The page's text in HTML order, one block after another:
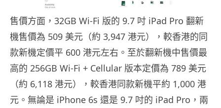
售價方面，32GB Wi-Fi 版的 9.7 吋 iPad Pro 翻新
機售價為 509 美元（約 3,947 港元），較香港的同
款新機定價平 600 港元左右。至於翻新機中售價最
高的 256GB Wi-Fi + Cellular 版本定價為 789 美元
（約 6,118 港元），較香港同款新機平約 1,000 港
元。無論是 iPhone 6s 還是 9.7 吋的 iPad Pro，兩